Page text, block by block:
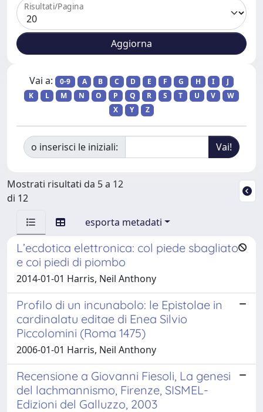
Risultati/Pagina
Vai a: 0-9 A B C D E F G H I
J
K
L M N O P Q R S T U V
W
X
Y Z
o inserisci le iniziali:
Mostrati risultati da 5 a 12
di 12
esporta metadati
L’ecdotica elettronica: col piede sbagliato
e coi piedi di piombo
2014-01-01 Harris, Neil Anthony
Profilo di un incunabolo: le Epistolae in
cardinalatu editae di Enea Silvio
Piccolomini (Roma 1475)
2006-01-01 Harris, Neil Anthony
Recensione a Giovanni Fiesoli, La genesi
del lachmannismo, Firenze, SISMEL-
Edizioni del Galluzzo, 2003